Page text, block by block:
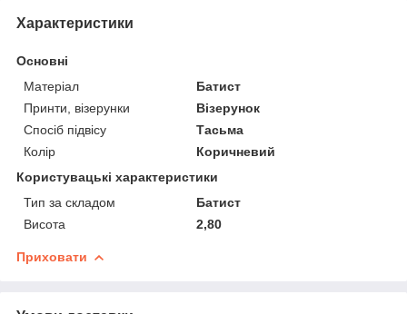
Характеристики
Основні
Матеріал
Батист
Принти, візерунки
Візерунок
Спосіб підвісу
Тасьма
Колір
Коричневий
Користувацькі характеристики
Тип за складом
Батист
Висота
2,80
Приховати